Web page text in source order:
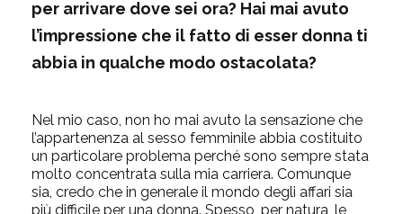
per arrivare dove sei ora? Hai mai avuto
l’impressione che il fatto di esser donna ti
abbia in qualche modo ostacolata?
Nel mio caso, non ho mai avuto la sensazione che
l’appartenenza al sesso femminile abbia costituito
un particolare problema perché sono sempre stata
molto concentrata sulla mia carriera. Comunque
sia, credo che in generale il mondo degli affari sia
più difficile per una donna. Spesso, per natura, le